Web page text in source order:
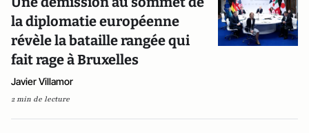
la diplomatie européenne
révèle la bataille rangée qui
fait rage à Bruxelles
Javier Villamor
2 min de lecture